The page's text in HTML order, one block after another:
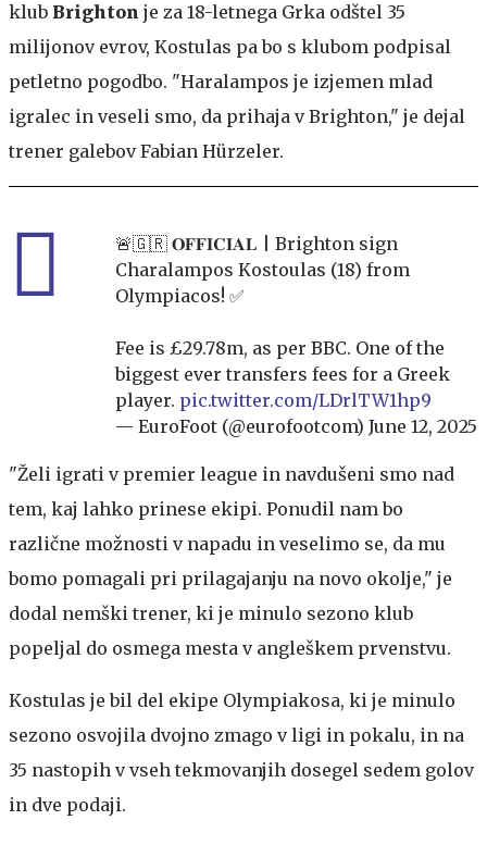
klub Brighton je za 18-letnega Grka odštel 35
milijonov evrov, Kostulas pa bo s klubom podpisal
petletno pogodbo. "Haralampos je izjemen mlad
igralec in veseli smo, da prihaja v Brighton," je dejal
trener galebov Fabian Hürzeler.
🚨🇬🇷 𝐎𝐅𝐅𝐈𝐂𝐈𝐀𝐋 | Brighton sign
Charalampos Kostoulas (18) from
Olympiacos! ✅
Fee is £29.78m, as per BBC. One of the
biggest ever transfers fees for a Greek
player. pic.twitter.com/LDrlTW1hp9
— EuroFoot (@eurofootcom) June 12, 2025
"Želi igrati v premier league in navdušeni smo nad
tem, kaj lahko prinese ekipi. Ponudil nam bo
različne možnosti v napadu in veselimo se, da mu
bomo pomagali pri prilagajanju na novo okolje," je
dodal nemški trener, ki je minulo sezono klub
popeljal do osmega mesta v angleškem prvenstvu.
Kostulas je bil del ekipe Olympiakosa, ki je minulo
sezono osvojila dvojno zmago v ligi in pokalu, in na
35 nastopih v vseh tekmovanjih dosegel sedem golov
in dve podaji.